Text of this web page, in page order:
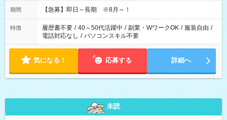
期間 【急募】即日～長期 ※8月～！
特徴 履歴書不要 / 40～50代活躍中 / 副業・WワークOK / 服装自由 /
電話対応なし / パソコンスキル不要
気になる！ 応募する 詳細へ
未読